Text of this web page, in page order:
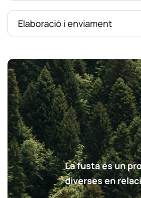
Elaboració i enviament
La fusta és un
diverses en